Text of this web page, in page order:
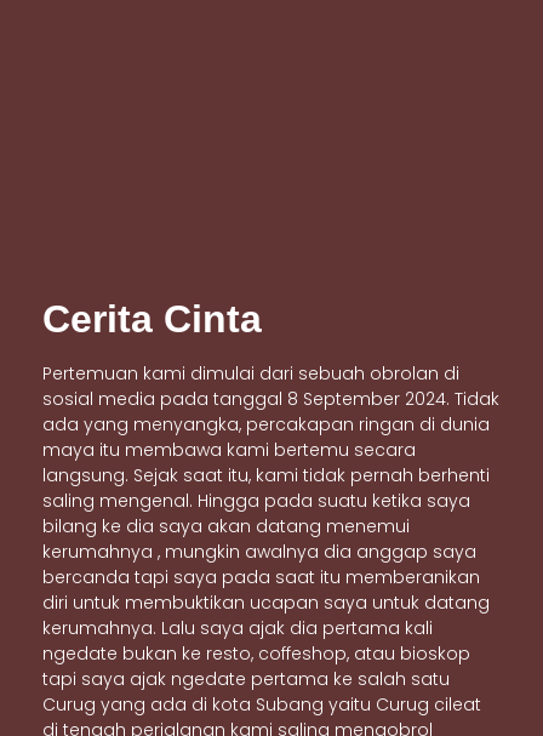
Cerita Cinta
Pertemuan kami dimulai dari sebuah obrolan di
sosial media pada tanggal 8 September 2024. Tidak
ada yang menyangka, percakapan ringan di dunia
maya itu membawa kami bertemu secara
langsung. Sejak saat itu, kami tidak pernah berhenti
saling mengenal. Hingga pada suatu ketika saya
bilang ke dia saya akan datang menemui
kerumahnya , mungkin awalnya dia anggap saya
bercanda tapi saya pada saat itu memberanikan
diri untuk membuktikan ucapan saya untuk datang
kerumahnya. Lalu saya ajak dia pertama kali
ngedate bukan ke resto, coffeshop, atau bioskop
tapi saya ajak ngedate pertama ke salah satu
Curug yang ada di kota Subang yaitu Curug cileat
di tengah perjalanan kami saling mengobrol